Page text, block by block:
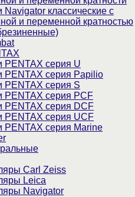
Navigator классические с
и переменной кратностью
PENTAX серия U
PENTAX серия Papilio
PENTAX серия S
PENTAX серия PCF
PENTAX серия DCF
PENTAX серия UCF
PENTAX серия Marine
Carl Zeiss
Leica
Navigator